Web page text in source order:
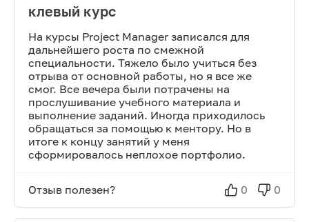
клевый курс
На курсы Project Manager записался для
дальнейшего роста по смежной
специальности. Тяжело было учиться без
отрыва от основной работы, но я все же
смог. Все вечера были потрачены на
прослушивание учебного материала и
выполнение заданий. Иногда приходилось
обращаться за помощью к ментору. Но в
итоге к концу занятий у меня
сформировалось неплохое портфолио.
Отзыв полезен? 0 0